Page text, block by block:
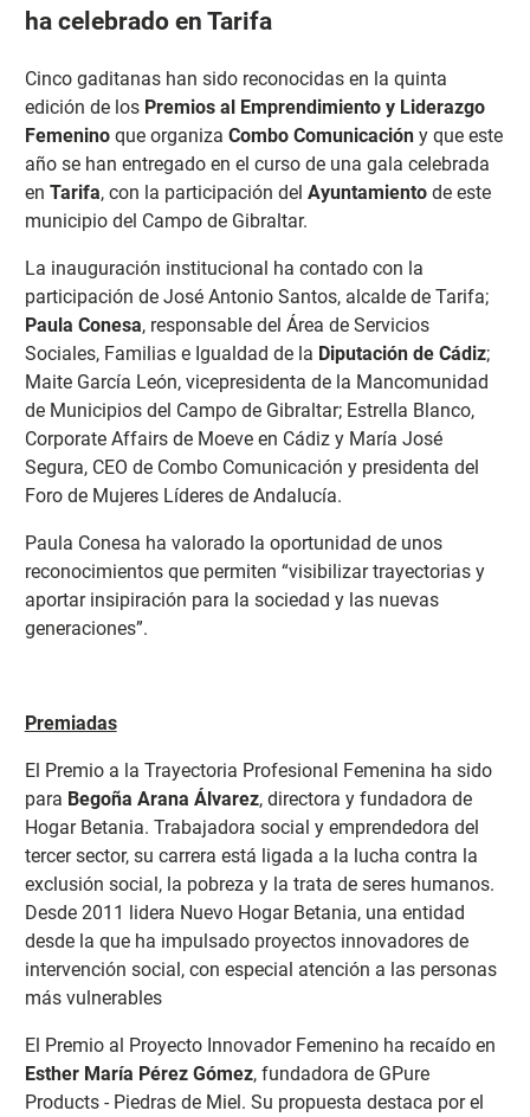
ha celebrado en Tarifa
Cinco gaditanas han sido reconocidas en la quinta
edición de losPremios al Emprendimiento y Liderazgo
Femeninoque organiza Combo Comunicacióny que este
año se han entregado en el curso de una gala celebrada
en Tarifa, con la participación del Ayuntamientode este
municipio del Campo de Gibraltar.
La inauguración institucional ha contado con la
participación de José Antonio Santos, alcalde de Tarifa;
Paula Conesa, responsable del Área de Servicios
Sociales, Familias e Igualdad de la Diputación de Cádiz;
Maite García León, vicepresidenta de la Mancomunidad
de Municipios del Campo de Gibraltar; Estrella Blanco,
Corporate Affairs de Moeve en Cádiz y María José
Segura, CEO de Combo Comunicación y presidenta del
Foro de Mujeres Líderes de Andalucía.
Paula Conesa ha valorado la oportunidad de unos
reconocimientos que permiten “visibilizar trayectorias y
aportar insipiración para la sociedad y las nuevas
generaciones”.
Premiadas
El Premio a la Trayectoria Profesional Femenina ha sido
para Begoña Arana Álvarez, directora y fundadora de
Hogar Betania. Trabajadora social y emprendedora del
tercer sector, su carrera está ligada a la lucha contra la
exclusión social, la pobreza y la trata de seres humanos.
Desde 2011 lidera Nuevo Hogar Betania, una entidad
desde la que ha impulsado proyectos innovadores de
intervención social, con especial atención a las personas
más vulnerables
El Premio al Proyecto Innovador Femenino ha recaído en
Esther María Pérez Gómez, fundadora de GPure
Products - Piedras de Miel. Su propuesta destaca por el